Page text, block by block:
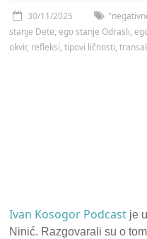
30/11/2025
stanje Dete,ego stanje Odrasli,
okvir, refleksi,tipovi ličnosti,
Ivan Kosogor Podcast je
Ninić. Razgovarali su o